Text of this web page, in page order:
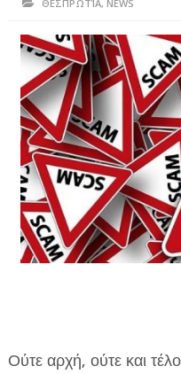
ΗΠΕΙΡΟΣ
ΠΡΕΒΕΖΑ
ΑΡΤΑ
ΙΩΑΝΝΙΝΑ
ΘΕΣΠΡΩΤΙΑ
ΙΟΝΙΑ ΝΗΣΙΑ
ΚΑΙ ΕΛΛΑΔΑ
ΥΓΕΙΑ-ΟΜΟΡΦΙΑ
ΤΕΧΝΟΛΟΓΙΑ
ΘΕΣΠΡΩΤΊΑ, NEWS
Ούτε αρχή, ούτε και